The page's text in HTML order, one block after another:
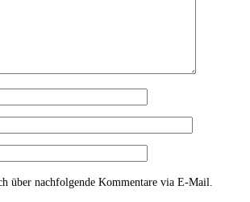
über nachfolgende Kommentare via E-Mail.